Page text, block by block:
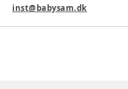
inst@babysam.dk